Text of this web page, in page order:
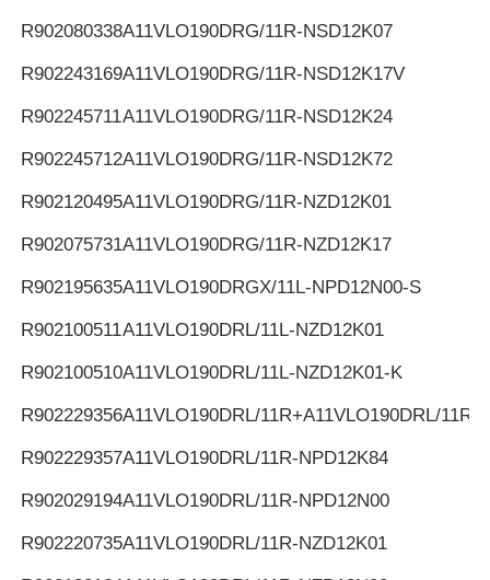
R902080338A11VLO190DRG/11R-NSD12K07
R902243169A11VLO190DRG/11R-NSD12K17V
R902245711A11VLO190DRG/11R-NSD12K24
R902245712A11VLO190DRG/11R-NSD12K72
R902120495A11VLO190DRG/11R-NZD12K01
R902075731A11VLO190DRG/11R-NZD12K17
R902195635A11VLO190DRGX/11L-NPD12N00-S
R902100511A11VLO190DRL/11L-NZD12K01
R902100510A11VLO190DRL/11L-NZD12K01-K
R902229356A11VLO190DRL/11R+A11VLO190DRL/11R
R902229357A11VLO190DRL/11R-NPD12K84
R902029194A11VLO190DRL/11R-NPD12N00
R902220735A11VLO190DRL/11R-NZD12K01